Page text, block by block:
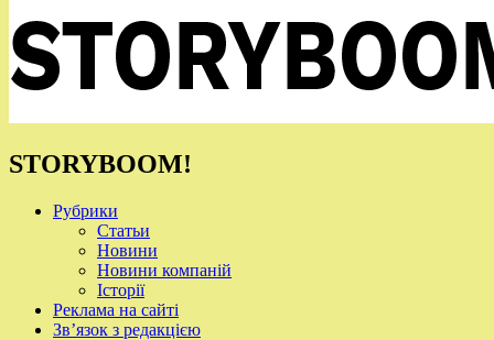
STORYBOOM!
Рубрики
Статьи
Новини
Новини компаній
Історії
Реклама на сайті
Зв’язок з редакцією